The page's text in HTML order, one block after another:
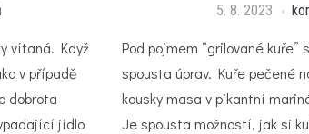
vítaná. Když
v případě
dobrota
jídlo
5. 8. 2023
Pod pojmem “grilované kuře”
spousta úprav. Kuře pečené
kousky masa v pikantní
Je spousta možností, jak si